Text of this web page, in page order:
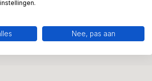
uw keuze of geven advies, bel of app
Klantenservice Nee, pas aan